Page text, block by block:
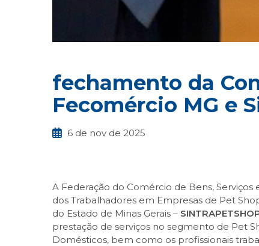
fechamento da
Fecomércio MG e
6 de nov de 2025
A Federação do Comércio de Bens, Serviços
dos Trabalhadores em Empresas de Pet
do Estado de Minas Gerais –
prestação de serviços no segmento de Pet
Domésticos, bem como os profissionais